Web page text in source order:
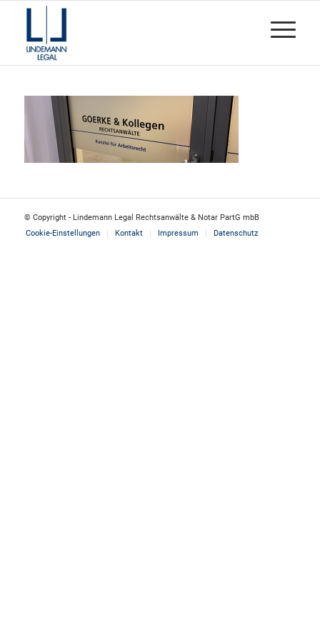
© Copyright - Lindemann Legal Rechtsanwälte & Notar PartG mbB
Cookie-Einstellungen
Kontakt Impressum Datenschutz